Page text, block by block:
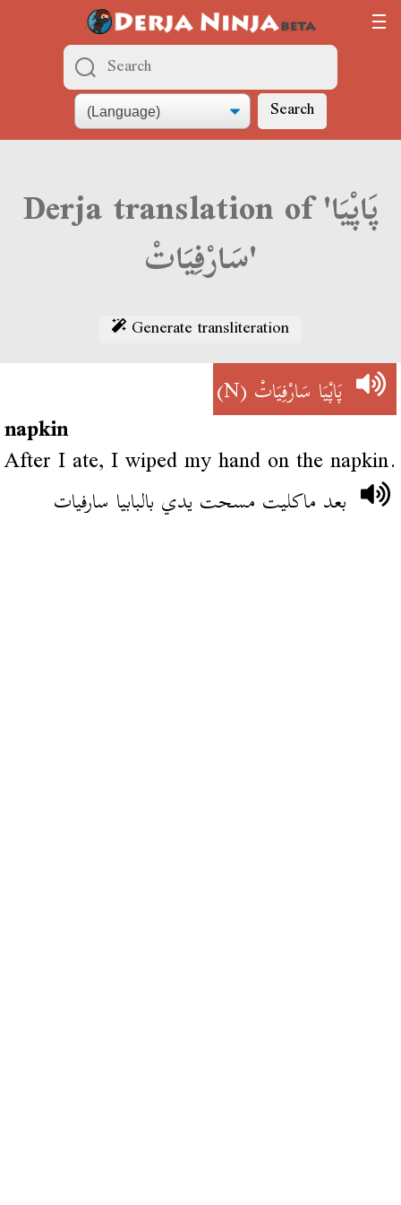
Search
Derja translation of 'پَاپْيَا
سَارْفِيَاتْ'
Generate transliteration
پَاپْيَا سَارْفِيَاتْ(N)
napkin
After I ate, I wiped my hand on the napkin.
بعد ماكليت مسحت يدي بالبابيا سارفيات